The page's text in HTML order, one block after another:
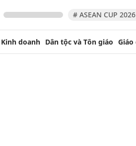
# ASEAN CUP 2026
Kinh doanh Dân tộc và Tôn giáo Giáo